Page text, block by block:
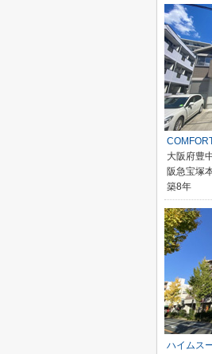
大阪府豊
阪急宝塚
築8年
ハイムス